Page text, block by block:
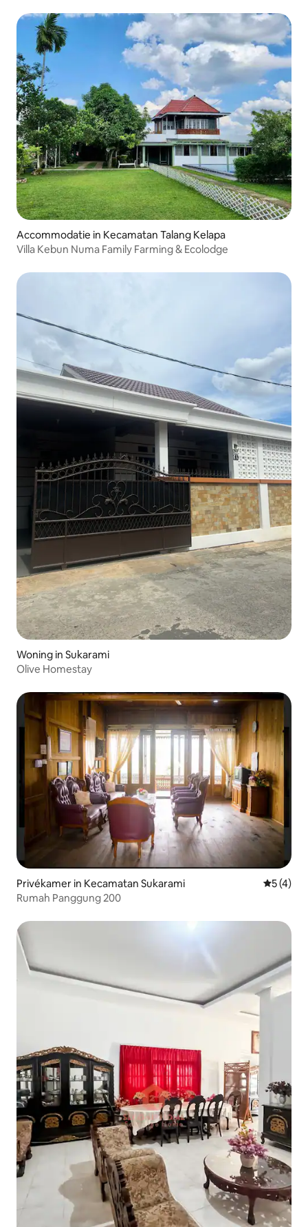
Accommodatie in Kecamatan Talang Kelapa
Villa Kebun Numa Family Farming & Ecolodge
Woning in Sukarami
Olive Homestay
Privékamer in Kecamatan Sukarami
5 (4)
Rumah Panggung 200